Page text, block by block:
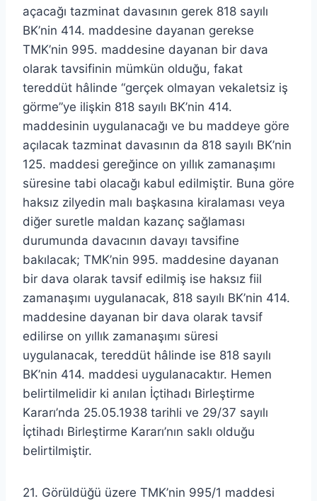
açacağı tazminat davasının gerek 818 sayılı
BK’nin 414. maddesine dayanan gerekse
TMK’nin 995. maddesine dayanan bir dava
olarak tavsifinin mümkün olduğu, fakat
tereddüt hâlinde “gerçek olmayan vekaletsiz iş
görme”ye ilişkin 818 sayılı BK’nin 414.
maddesinin uygulanacağı ve bu maddeye göre
açılacak tazminat davasının da 818 sayılı BK’nin
125. maddesi gereğince on yıllık zamanaşımı
süresine tabi olacağı kabul edilmiştir. Buna göre
haksız zilyedin malı başkasına kiralaması veya
diğer suretle maldan kazanç sağlaması
durumunda davacının davayı tavsifine
bakılacak; TMK’nin 995. maddesine dayanan
bir dava olarak tavsif edilmiş ise haksız fiil
zamanaşımı uygulanacak, 818 sayılı BK’nin 414.
maddesine dayanan bir dava olarak tavsif
edilirse on yıllık zamanaşımı süresi
uygulanacak, tereddüt hâlinde ise 818 sayılı
BK’nin 414. maddesi uygulanacaktır. Hemen
belirtilmelidir ki anılan İçtihadı Birleştirme
Kararı’nda 25.05.1938 tarihli ve 29/37 sayılı
İçtihadı Birleştirme Kararı’nın saklı olduğu
belirtilmiştir.
21. Görüldüğü üzere TMK’nin 995/1 maddesi